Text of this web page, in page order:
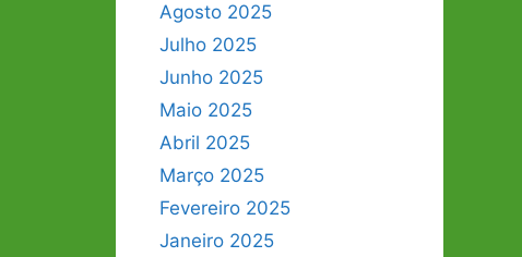
Agosto 2025
Julho 2025
Junho 2025
Maio 2025
Abril 2025
Março 2025
Fevereiro 2025
Janeiro 2025